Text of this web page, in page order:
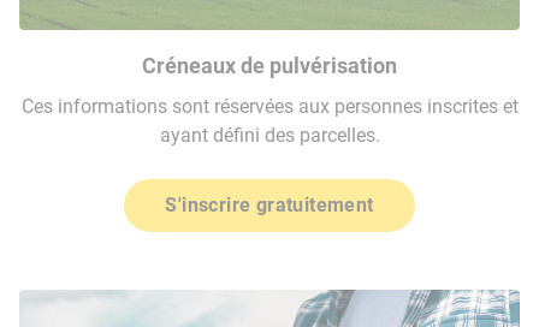
Créneaux de pulvérisation
Ces informations sont réservées aux personnes inscrites et
ayant défini des parcelles.
S'inscrire gratuitement